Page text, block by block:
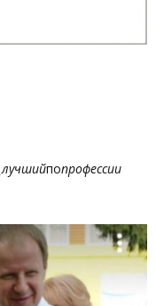
_лучшийпопрофессии